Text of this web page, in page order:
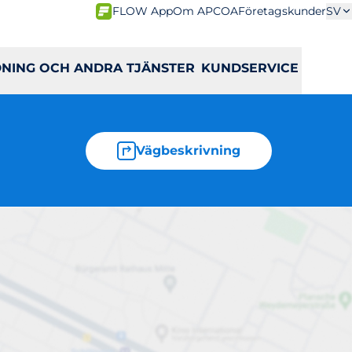
FLOW AppOm APCOAFöretagskunderSV
OCH ANDRA TJÄNSTER KUNDSERVICE
Vägbeskrivning